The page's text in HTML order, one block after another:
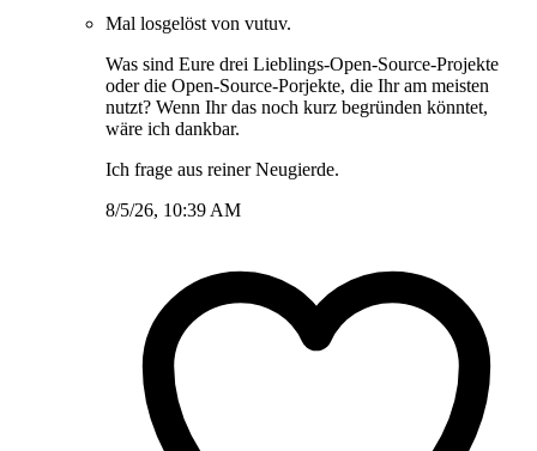
Mal losgelöst von vutuv.
Was sind Eure drei Lieblings-Open-Source-Projekte
oder die Open-Source-Porjekte, die Ihr am meisten
nutzt? Wenn Ihr das noch kurz begründen könntet,
wäre ich dankbar.
Ich frage aus reiner Neugierde.
8/5/26, 10:39 AM